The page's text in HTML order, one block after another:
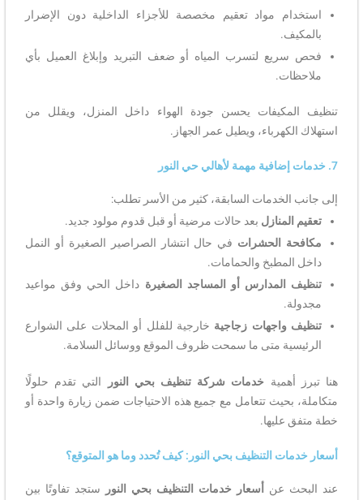
استخدام مواد تعقيم مخصصة للأجزاء الداخلية دون الإضرار
بالمكيف.
فحص سريع لتسرب المياه أو ضعف التبريد وإبلاغ العميل بأي
ملاحظات.
تنظيف المكيفات يحسن جودة الهواء داخل المنزل، ويقلل من
استهلاك الكهرباء، ويطيل عمر الجهاز.
7. خدمات إضافية مهمة لأهالي حي النور
إلى جانب الخدمات السابقة، كثير من الأسر تطلب:
تعقيم المنازل بعد حالات مرضية أو قبل قدوم مولود جديد.
مكافحة الحشرات في حال انتشار الصراصير الصغيرة أو النمل
داخل المطبخ والحمامات.
تنظيف المدارس أو المساجد الصغيرة داخل الحي وفق مواعيد
مجدولة.
تنظيف واجهات زجاجية خارجية للفلل أو المحلات على الشوارع
الرئيسية متى ما سمحت ظروف الموقع ووسائل السلامة.
هنا تبرز أهمية خدمات شركة تنظيف بحي النور
التي تقدم حلولًا
متكاملة، بحيث تتعامل مع جميع هذه الاحتياجات ضمن زيارة واحدة أو
خطة متفق عليها.
أسعار خدمات التنظيف بحي النور: كيف تُحدد وما هو المتوقع؟
عند البحث عن أسعار خدمات التنظيف بحي النور
ستجد تفاوتًا بين